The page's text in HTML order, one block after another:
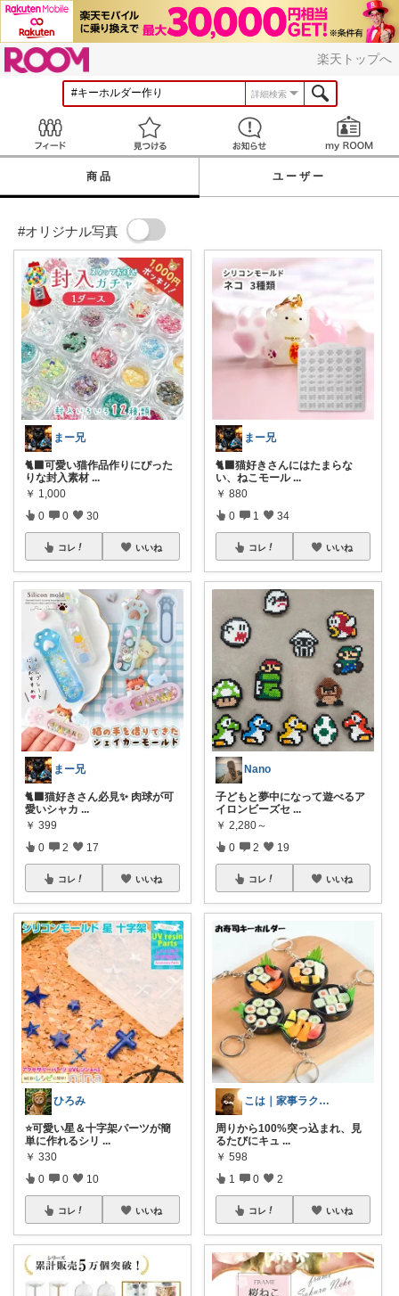
楽天トップへ
詳細検索
見つける お知らせ
商品 ユーザー
#オリジナル写真
まー兄
🐈‍⬛可愛い猫作品作りにぴった
りな封入素材 ...
￥ 1,000
0 0 30
コレ いいね
まー兄
🐈‍⬛猫好きさん必見✨ 肉球が可
愛いシャカ ...
￥ 399
0 2 17
コレ いいね
ひろみ
⭐可愛い星＆十字架パーツが簡
単に作れるシリ ...
￥ 330
0 0 10
コレ いいね
まー兄
🐈‍⬛猫好きさんにはたまらな
い、ねこモール ...
￥ 880
0 1 34
コレ いいね
Nano
子どもと夢中になって遊べるア
イロンビーズセ ...
￥ 2,280～
0 2 19
コレ いいね
こは｜家事ラクと暮らしの趣味↗️楽天市場
周りから100%突っ込まれ、見
るたびにキュ ...
￥ 598
1 0 2
コレ いいね